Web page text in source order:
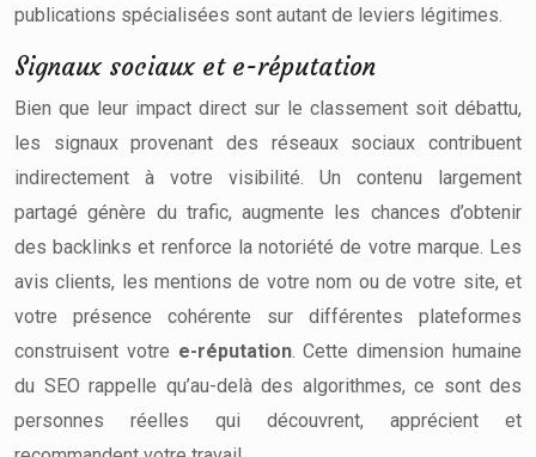
publications spécialisées sont autant de leviers légitimes.
Signaux sociaux et e-réputation
Bien que leur impact direct sur le classement soit débattu,
les signaux provenant des réseaux sociaux contribuent
indirectement à votre visibilité. Un contenu largement
partagé génère du trafic, augmente les chances d’obtenir
des backlinks et renforce la notoriété de votre marque. Les
avis clients, les mentions de votre nom ou de votre site, et
votre présence cohérente sur différentes plateformes
construisent votre e-réputation. Cette dimension humaine
du SEO rappelle qu’au-delà des algorithmes, ce sont des
personnes réelles qui découvrent, apprécient et